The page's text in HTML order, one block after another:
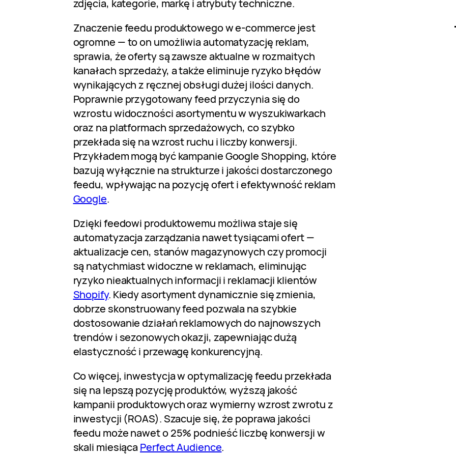
zdjęcia, kategorie, markę i atrybuty techniczne.
Znaczenie feedu produktowego w e-commerce jest
ogromne — to on umożliwia automatyzację reklam,
sprawia, że oferty są zawsze aktualne w rozmaitych
kanałach sprzedaży, a także eliminuje ryzyko błędów
wynikających z ręcznej obsługi dużej ilości danych.
Poprawnie przygotowany feed przyczynia się do
wzrostu widoczności asortymentu w wyszukiwarkach
oraz na platformach sprzedażowych, co szybko
przekłada się na wzrost ruchu i liczby konwersji.
Przykładem mogą być kampanie Google Shopping, które
bazują wyłącznie na strukturze i jakości dostarczonego
feedu, wpływając na pozycję ofert i efektywność reklam
Google.
Dzięki feedowi produktowemu możliwa staje się
automatyzacja zarządzania nawet tysiącami ofert —
aktualizacje cen, stanów magazynowych czy promocji
są natychmiast widoczne w reklamach, eliminując
ryzyko nieaktualnych informacji i reklamacji klientów
Shopify. Kiedy asortyment dynamicznie się zmienia,
dobrze skonstruowany feed pozwala na szybkie
dostosowanie działań reklamowych do najnowszych
trendów i sezonowych okazji, zapewniając dużą
elastyczność i przewagę konkurencyjną.
Co więcej, inwestycja w optymalizację feedu przekłada
się na lepszą pozycję produktów, wyższą jakość
kampanii produktowych oraz wymierny wzrost zwrotu z
inwestycji (ROAS). Szacuje się, że poprawa jakości
feedu może nawet o 25% podnieść liczbę konwersji w
skali miesiąca Perfect Audience.